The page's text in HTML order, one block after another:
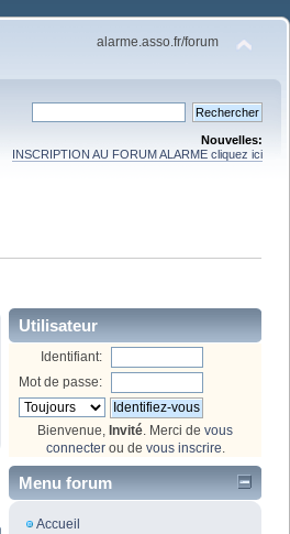
alarme.asso.fr/forum
Nouvelles:
INSCRIPTION AU FORUM ALARME cliquez ici
Utilisateur
Identifiant:
Mot de passe:
Bienvenue, Invité . Merci de vous
connecterou de vous inscrire
Menu forum
Accueil